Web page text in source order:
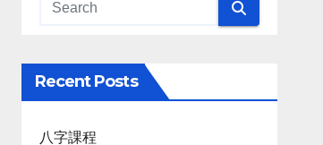
Recent Posts
八字課程